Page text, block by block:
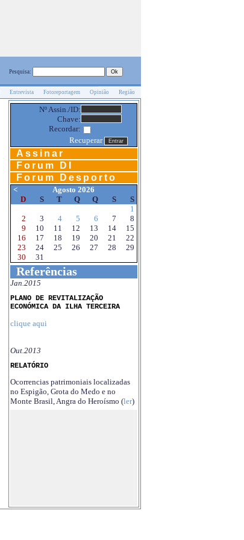
Pesquisa:
Entrevista Fotoreportagem Opinião Região
Nº Assin./ID:
Chave:
Recordar:
Recuperar
Assinar
Forum DI
Forum Desporto
<
Agosto 2026
D
S T Q Q S
S
1
2
3 4 5 6 7
8
9
10 11 12 13 14
15
16
17 18 19 20 21
22
23
24 25 26 27 28
29
30
31
Referências
Jan.2015
PLANO DE REVITALIZAÇÃO
ECONÓMICA DA ILHA TERCEIRA
clique aqui
Out.2013
RELATÓRIO
Ocorrencias patrimoniais localizadas
no Espigão, Grota do Medo e no
Monte Brasil, Angra do Heroísmo (ler)